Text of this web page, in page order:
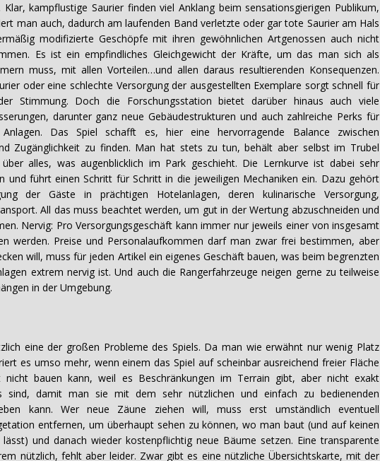
Klar, kampflustige Saurier finden viel Anklang beim sensationsgierigen Publikum,
man auch, dadurch am laufenden Band verletzte oder gar tote Saurier am Hals
modifizierte Geschöpfe mit ihren gewöhnlichen Artgenossen auch nicht
Es ist ein empfindliches Gleichgewicht der Kräfte, um das man sich als
muss, mit allen Vorteilen…und allen daraus resultierenden Konsequenzen.
oder eine schlechte Versorgung der ausgestellten Exemplare sorgt schnell für
Stimmung. Doch die Forschungsstation bietet darüber hinaus auch viele
darunter ganz neue Gebäudestrukturen und auch zahlreiche Perks für
Anlagen. Das Spiel schafft es, hier eine hervorragende Balance zwischen
Zugänglichkeit zu finden. Man hat stets zu tun, behält aber selbst im Trubel
alles, was augenblicklich im Park geschieht. Die Lernkurve ist dabei sehr
und führt einen Schritt für Schritt in die jeweiligen Mechaniken ein. Dazu gehört
der Gäste in prächtigen Hotelanlagen, deren kulinarische Versorgung,
All das muss beachtet werden, um gut in der Wertung abzuschneiden und
Nervig: Pro Versorgungsgeschäft kann immer nur jeweils einer von insgesamt
werden. Preise und Personalaufkommen darf man zwar frei bestimmen, aber
will, muss für jeden Artikel ein eigenes Geschäft bauen, was beim begrenzten
extrem nervig ist. Und auch die Rangerfahrzeuge neigen gerne zu teilweise
in der Umgebung.
eine der großen Probleme des Spiels. Da man wie erwähnt nur wenig Platz
es umso mehr, wenn einem das Spiel auf scheinbar ausreichend freier Fläche
bauen kann, weil es Beschränkungen im Terrain gibt, aber nicht exakt
sind, damit man sie mit dem sehr nützlichen und einfach zu bedienenden
kann. Wer neue Zäune ziehen will, muss erst umständlich eventuell
entfernen, um überhaupt sehen zu können, wo man baut (und auf keinen
und danach wieder kostenpflichtig neue Bäume setzen. Eine transparente
nützlich, fehlt aber leider. Zwar gibt es eine nützliche Übersichtskarte, mit der